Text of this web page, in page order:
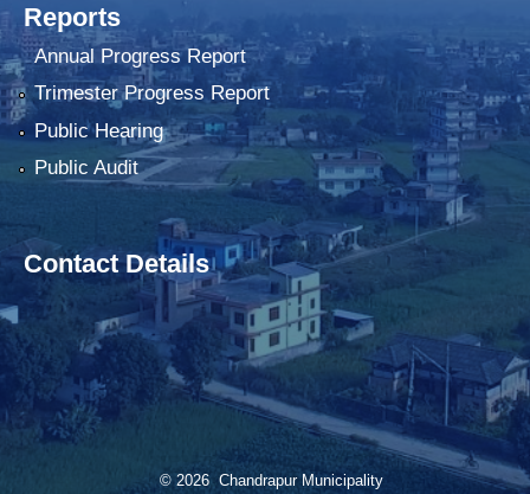
Reports
Annual Progress Report
Trimester Progress Report
Public Hearing
Public Audit
Contact Details
© 2026 Chandrapur Municipality